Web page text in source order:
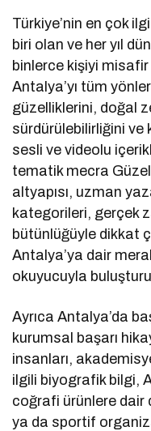
Türkiye’nin en çok
biri olan ve her yıl
binlerce kişiyi misafir
Antalya’yı tüm
güzelliklerini, doğal
sürdürülebilirliğini ve
sesli ve videolu
tematik mecra
altyapısı, uzman
kategorileri, gerçek
bütünlüğüyle dikkat
Antalya’ya dair
okuyucuyla
Ayrıca Antalya’da
kurumsal başarı
insanları,
ilgili biyografik bilgi,
coğrafi ürünlere dair
ya da sportif